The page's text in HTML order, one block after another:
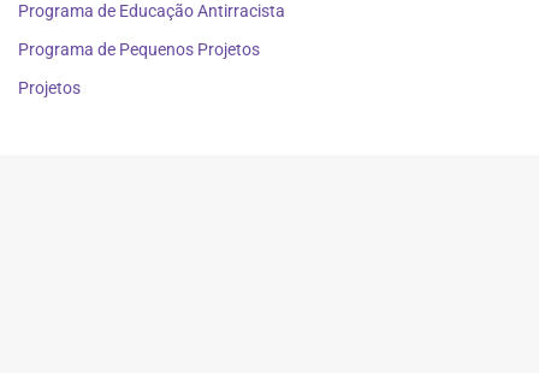
Programa de Educação Antirracista
Programa de Pequenos Projetos
Projetos